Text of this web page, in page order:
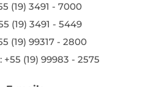
(19) 3491 - 7000
(19) 3491 - 5449
(19) 99317 - 2800
(19) 99983 - 2575